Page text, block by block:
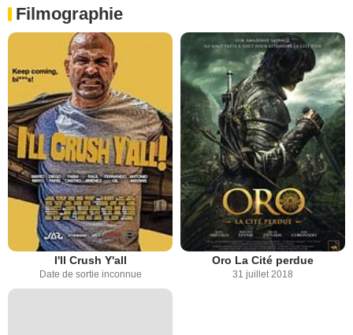
Filmographie
I'll Crush Y'all
Date de sortie inconnue
Oro La Cité perdue
31 juillet 2018